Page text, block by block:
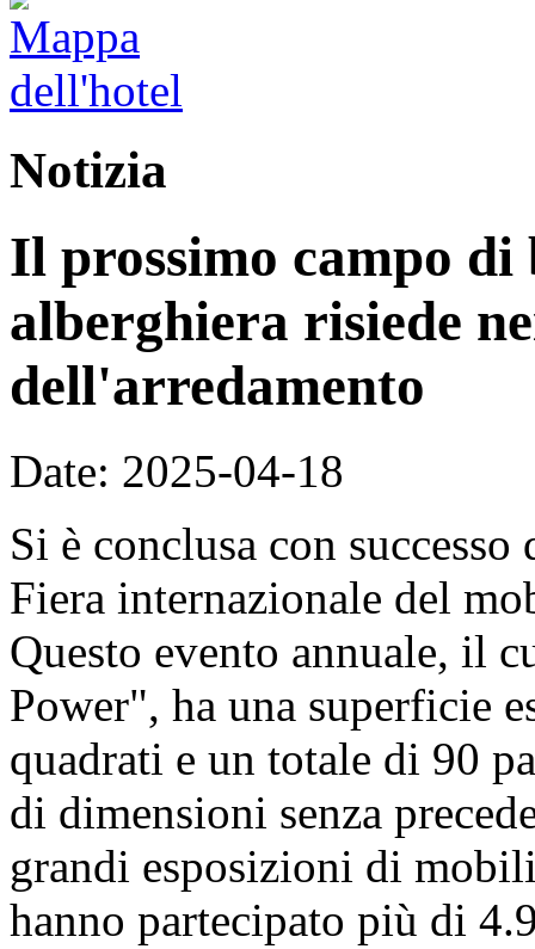
Notizia
Il prossimo campo
alberghiera risiede
dell'arredamento
Date: 2025-04-18
Si è conclusa con
Fiera internazionale del
Questo evento annuale, il
Power", ha una superficie
quadrati e un totale di 90
di dimensioni senza
grandi esposizioni di
hanno partecipato più di